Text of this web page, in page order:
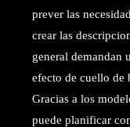
prever las
crear las
general demandan
efecto de cuello de
Gracias a los
puede planificar